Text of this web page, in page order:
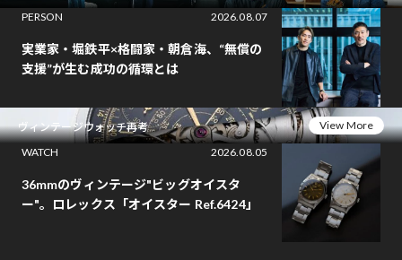
PERSON
2026.08.07
実業家・堀鉄平×格闘家・朝倉海、“無償の
支援”が生む成功の循環とは
ヴィンテージウォッチ再考
View More
WATCH
2026.08.05
36mmのヴィンテージ"ビッグオイスタ
ー"。ロレックス「オイスター Ref.6424」